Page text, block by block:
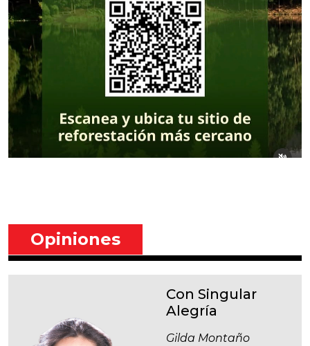
Opiniones
Con Singular
Alegría
Gilda Montaño